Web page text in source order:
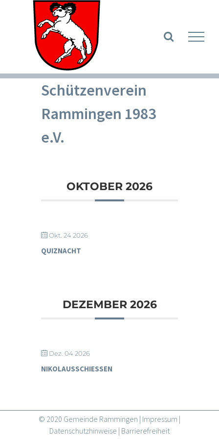
Schützenverein
Rammingen 1983
e.V.
OKTOBER 2026
Okt. 24 2026
QUIZNACHT
DEZEMBER 2026
Dez. 04 2026
NIKOLAUSSCHIESSEN
© 2020 Gemeinde Rammingen | Impressum |
Datenschutzhinweise | Barrierefreiheit